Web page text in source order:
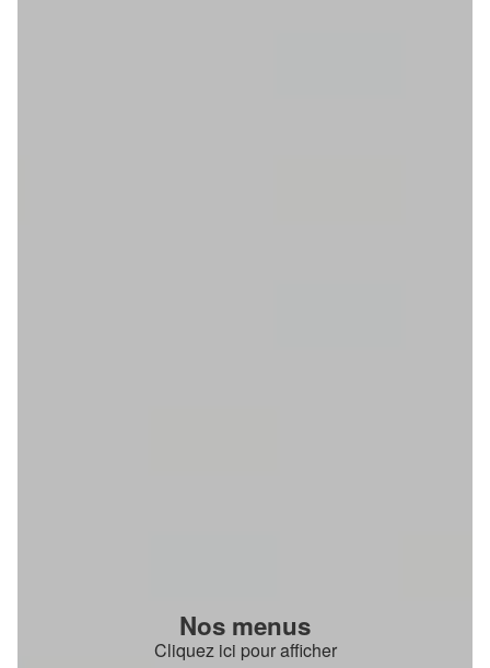
Nos menus
Cliquez ici pour afficher